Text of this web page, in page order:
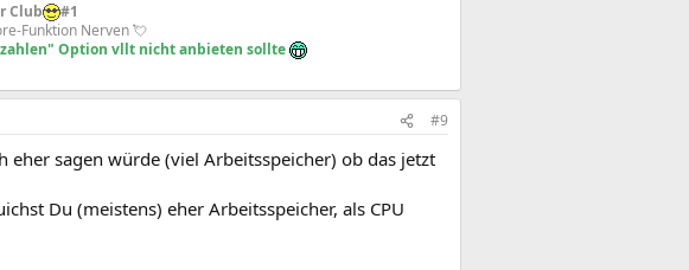
Club
#1
Funktion Nerven 💘
Option vllt nicht anbieten sollte
#9
sagen würde (viel Arbeitsspeicher) ob das jetzt
Du (meistens) eher Arbeitsspeicher, als CPU